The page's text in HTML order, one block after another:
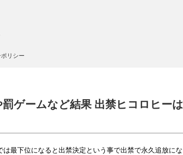
リシー
ゲームなど結果 出禁ヒコロヒーは
最下位になると出禁決定という事で出禁で永久追放にな